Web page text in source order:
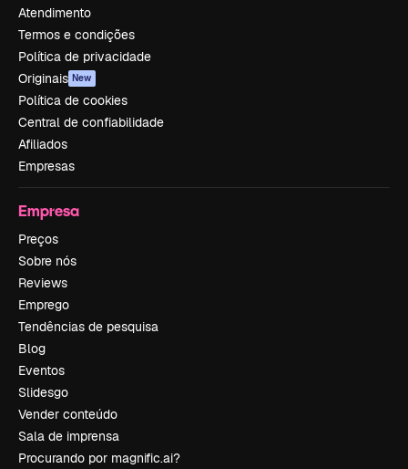
Atendimento
Termos e condições
Política de privacidade
Originais New
Política de cookies
Central de confiabilidade
Afiliados
Empresas
Empresa
Preços
Sobre nós
Reviews
Emprego
Tendências de pesquisa
Blog
Eventos
Slidesgo
Vender conteúdo
Sala de imprensa
Procurando por magnific.ai?